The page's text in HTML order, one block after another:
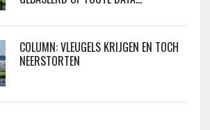
COLUMN: VLEUGELS KRIJGEN EN TOCH
NEERSTORTEN